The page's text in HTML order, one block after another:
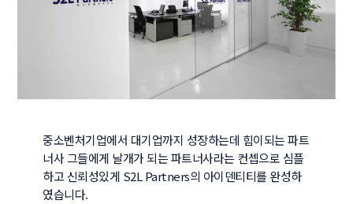
중소벤처기업에서 대기업까지 성장하는데 힘이되는 파트
너사 그들에게 날개가 되는 파트너사라는 컨셉으로 심플
하고 신뢰성있게 S2L Partners의 아이덴티티를 완성하
였습니다.